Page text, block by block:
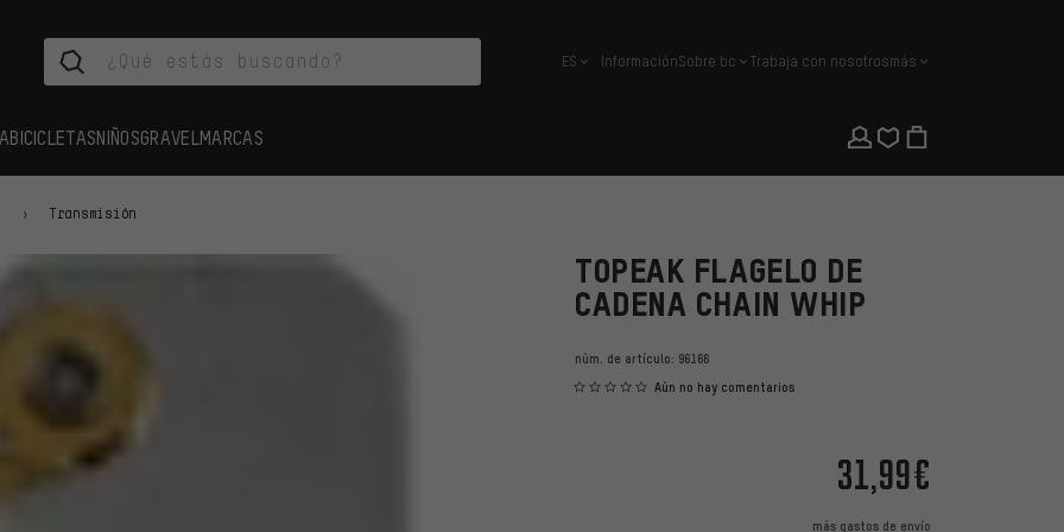
español
ES InformaciónSobre bc Trabaja con nosotrosmás
BICICLETASNIÑOSGRAVEL MARCAS
Transmisión
TOPEAK FLAGELO DE
CADENA CHAIN WHIP
núm. de artículo: 96166
Aún no hay comentarios
31,99€
más gastos de envío